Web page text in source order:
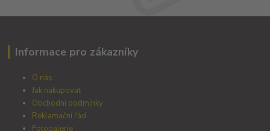
Informace pro zákazníky
O nás
Jak nakupovat
Obchodní podmínky
Reklamační řád
Fotogalerie